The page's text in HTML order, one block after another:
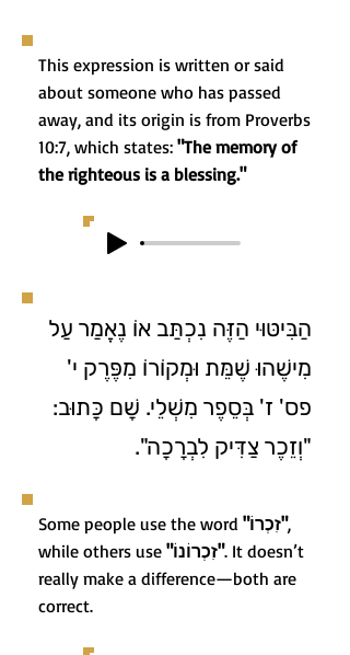
This expression is written or said
about someone who has passed
away, and its origin is from Proverbs
10:7, which states: "The memory of
the righteous is a blessing."
הַבִּיטּוּי הַזֶּה נִכְתַּב אוֹ נֶאֱמַר עַל
מִישֶׁהוּ שֶׁמֵּת וּמְקוֹרוֹ מִפֶּרֶק י'
פס' ז' בְּסֵפֶר מִשְׁלֵי. שָׁם כָּתוּב:
"וְזֵכֶר צַדִּיק לִבְרָכָה".
Some people use the word "זִכְרוֹ",
while others use
"זִכְרוֹנוֹ". It doesn’t
really make a difference—both are
correct.